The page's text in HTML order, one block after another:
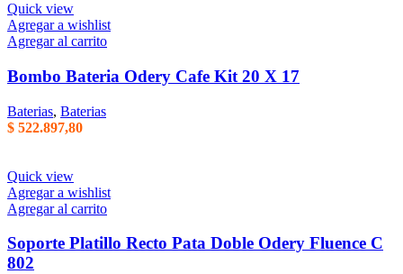
Quick view
Agregar a wishlist
Agregar al carrito
Bombo Bateria Odery Cafe Kit 20 X 17
Baterias, Baterias
$ 522.897,80
Quick view
Agregar a wishlist
Agregar al carrito
Soporte Platillo Recto Pata Doble Odery Fluence C
802